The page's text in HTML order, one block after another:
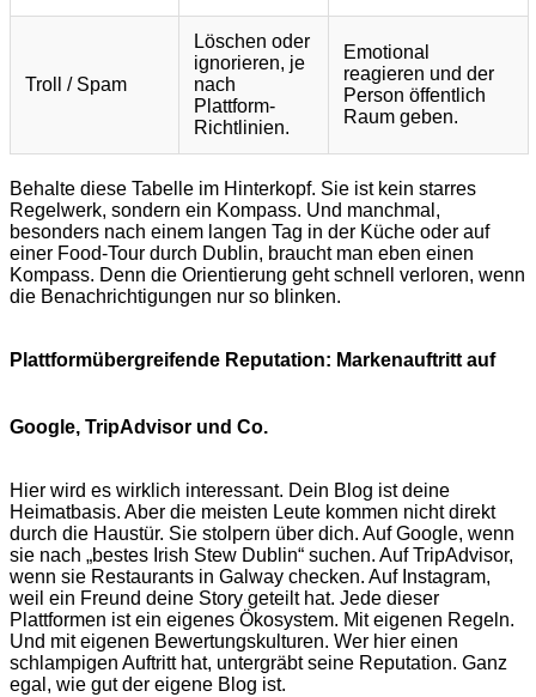
Troll / Spam
Löschen oder
ignorieren, je
nach
Plattform-
Richtlinien.
Emotional
reagieren und der
Person öffentlich
Raum geben.
Behalte diese Tabelle im Hinterkopf. Sie ist kein starres
Regelwerk, sondern ein Kompass. Und manchmal,
besonders nach einem langen Tag in der Küche oder auf
einer Food-Tour durch Dublin, braucht man eben einen
Kompass. Denn die Orientierung geht schnell verloren, wenn
die Benachrichtigungen nur so blinken.
Plattformübergreifende Reputation: Markenauftritt auf
Google, TripAdvisor und Co.
Hier wird es wirklich interessant. Dein Blog ist deine
Heimatbasis. Aber die meisten Leute kommen nicht direkt
durch die Haustür. Sie stolpern über dich. Auf Google, wenn
sie nach „bestes Irish Stew Dublin“ suchen. Auf TripAdvisor,
wenn sie Restaurants in Galway checken. Auf Instagram,
weil ein Freund deine Story geteilt hat. Jede dieser
Plattformen ist ein eigenes Ökosystem. Mit eigenen Regeln.
Und mit eigenen Bewertungskulturen. Wer hier einen
schlampigen Auftritt hat, untergräbt seine Reputation. Ganz
egal, wie gut der eigene Blog ist.